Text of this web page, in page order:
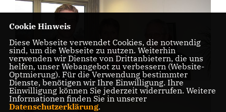
Cookie Hinweis
Diese Webseite verwendet Cookies, die notwendig
sind, um die Webseite zu nutzen. Weiterhin
verwenden wir Dienste von Drittanbietern, die uns
helfen, unser Webangebot zu verbessern (Website-
Optmierung). Für die Verwendung bestimmter
Dienste, benötigen wir Ihre Einwilligung. Ihre
Einwilligung können Sie jederzeit widerrufen. Weitere
Informationen finden Sie in unserer
Datenschutzerklärung.